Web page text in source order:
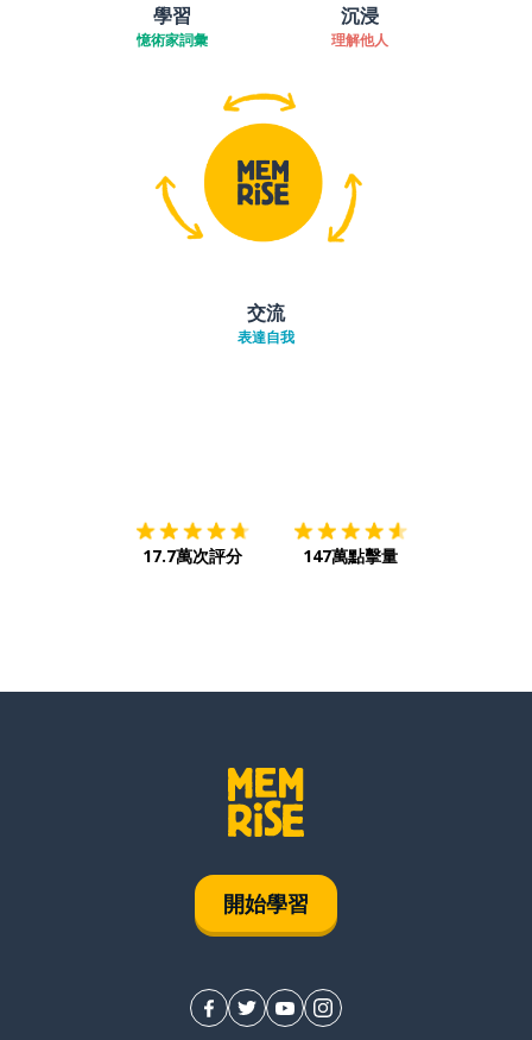
學習
憶術家詞彙
沉浸
理解他人
交流
表達自我
17.7萬次評分 147萬點擊量
開始學習